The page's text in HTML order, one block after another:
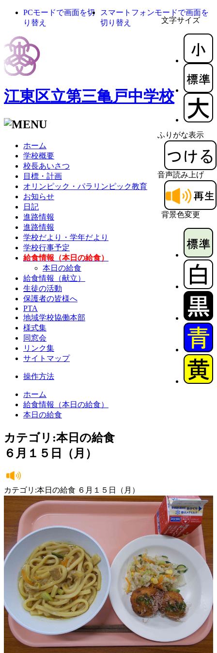
文字サイズ
ふりがな表示
音声読み上げ
背景色変更
PCモードで画面を切
り替え
スマートフォンモードで画面を
切り替え
江東区立第三亀戸中学校
ホーム
学校概要
校長あいさつ
目標・計画
オリンピック・パラリンピック教育
お知らせ
日記
進路情報
進路情報
学校だより・学年だより
学校行事予定
給食情報（本日の給食）
本日の給食
給食情報（献立）
生徒の活動
保護者の皆様へ
PTA
地域学校協働本部
様式集
同窓会
リンク集
サイトマップ
操作方法
ホーム
給食情報（本日の給食）
本日の給食
カテゴリ:本日の給食
６月１５日（月）
カテゴリ:本日の給食 ６月１５日（月）